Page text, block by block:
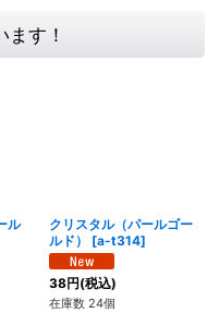
す！
ル
クリスタル（パールゴー
ルド）
[a-t314]
38円(税込)
在庫数 24個